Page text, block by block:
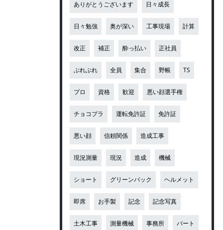
ありがとうございます 日々成長
日々勉強 奥が深い 工事現場 計算
改正 補正 酔っ払い 正社員
ぶれぶれ 全員 集合 野帳 TS
プロ 資格 歓迎 悪い顔選手権
チョコプラ 運転免許証 免許証
悪い顔 信頼関係 造成工事
現況測量 現況 造成 機械
ショート グリーンバック ヘルメット
即席 お手製 記念 記念写真
土木工事 測量機械 事務所 パート